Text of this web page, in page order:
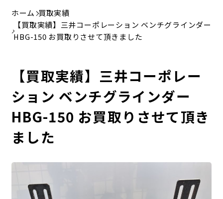
ホーム 買取実績
【買取実績】三井コーポレーション ベンチグラインダー
HBG-150 お買取りさせて頂きました
【買取実績】三井コーポレー
ション ベンチグラインダー
HBG-150 お買取りさせて頂き
ました